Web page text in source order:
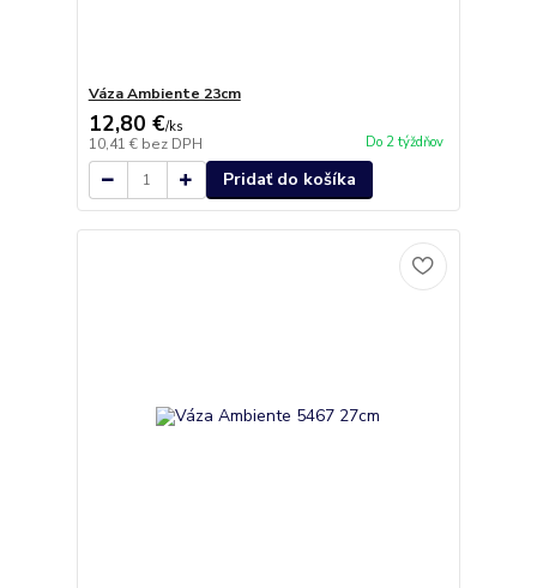
Váza Ambiente 23cm
12,80 €/ks
10,41 € bez DPH Do 2 týždňov
Pridať do košíka